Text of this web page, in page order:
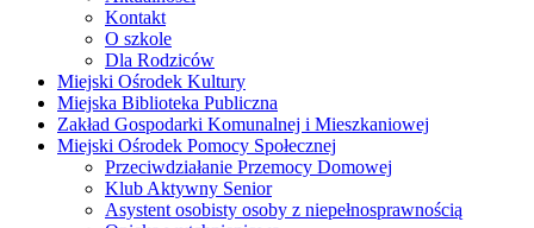
Kontakt
O szkole
Dla Rodziców
Miejski Ośrodek Kultury
Miejska Biblioteka Publiczna
Zakład Gospodarki Komunalnej i Mieszkaniowej
Miejski Ośrodek Pomocy Społecznej
Przeciwdziałanie Przemocy Domowej
Klub Aktywny Senior
Asystent osobisty osoby z niepełnosprawnością